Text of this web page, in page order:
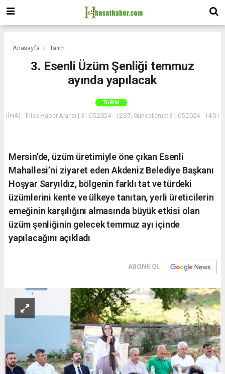
Anasayfa Tarım
3. Esenli Üzüm Şenliği temmuz
ayında yapılacak
TARIM
(İHA) - İhlas Haber Ajansı | 31.05.2024 - 12:37, Güncelleme: 31.05.2024 - 14:01
Mersin’de, üzüm üretimiyle öne çıkan Esenli
Mahallesi’ni ziyaret eden Akdeniz Belediye Başkanı
Hoşyar Saryıldız, bölgenin farklı tat ve türdeki
üzümlerini kente ve ülkeye tanıtan, yerli üreticilerin
emeğinin karşılığını almasında büyük etkisi olan
üzüm şenliğinin gelecek temmuz ayı içinde
yapılacağını açıkladı
ABONE OL